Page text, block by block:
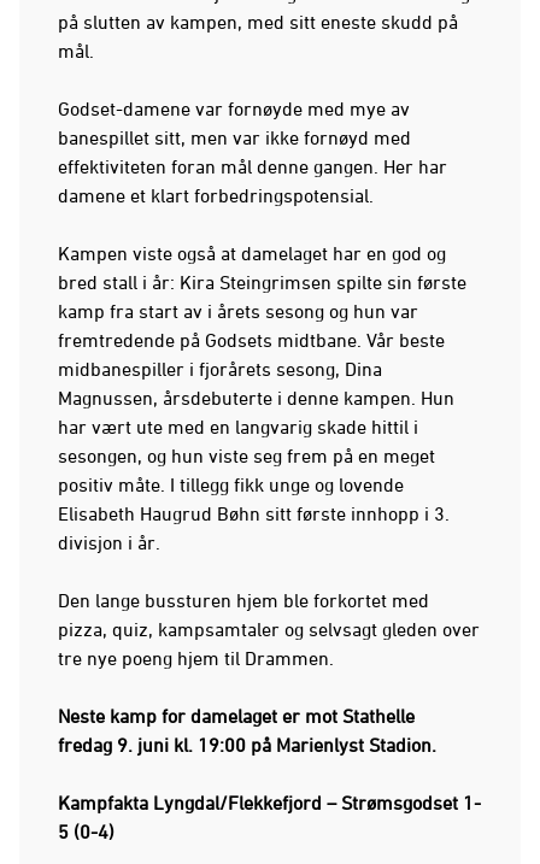
på slutten av kampen, med sitt eneste skudd på
mål.
Godset-damene var fornøyde med mye av
banespillet sitt, men var ikke fornøyd med
effektiviteten foran mål denne gangen. Her har
damene et klart forbedringspotensial.
Kampen viste også at damelaget har en god og
bred stall i år: Kira Steingrimsen spilte sin første
kamp fra start av i årets sesong og hun var
fremtredende på Godsets midtbane. Vår beste
midbanespiller i fjorårets sesong, Dina
Magnussen, årsdebuterte i denne kampen. Hun
har vært ute med en langvarig skade hittil i
sesongen, og hun viste seg frem på en meget
positiv måte. I tillegg fikk unge og lovende
Elisabeth Haugrud Bøhn sitt første innhopp i 3.
divisjon i år.
Den lange bussturen hjem ble forkortet med
pizza, quiz, kampsamtaler og selvsagt gleden over
tre nye poeng hjem til Drammen.
Neste kamp for damelaget er mot Stathelle
fredag 9. juni kl. 19:00 på Marienlyst Stadion.
Kampfakta Lyngdal/Flekkefjord – Strømsgodset 1-
5 (0-4)